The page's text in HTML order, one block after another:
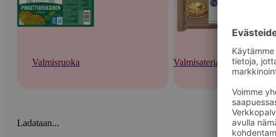
Valmisruoka Valmisateriat ja -keitot
Ladataan...